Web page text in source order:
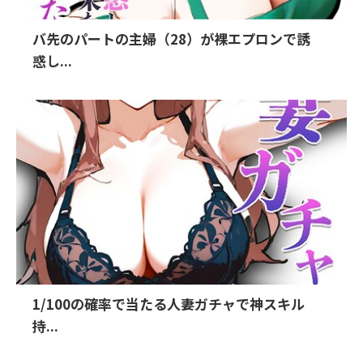
バ先のパートの主婦（28）が裸エプロンで誘
惑し...
1/100の確率で当たる人妻ガチャで神スキル
持...